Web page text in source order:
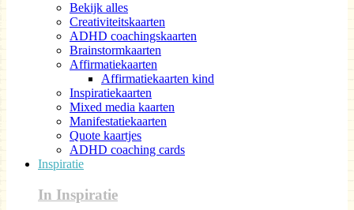
Bekijk alles
Creativiteitskaarten
ADHD coachingskaarten
Brainstormkaarten
Affirmatiekaarten
Affirmatiekaarten kind
Inspiratiekaarten
Mixed media kaarten
Manifestatiekaarten
Quote kaartjes
ADHD coaching cards
Inspiratie
In Inspiratie